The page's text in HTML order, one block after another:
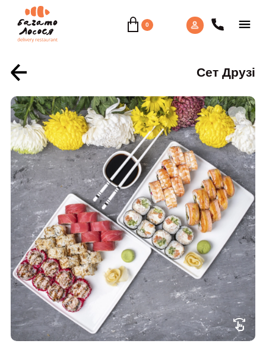
0
Сет Друзі
swipe